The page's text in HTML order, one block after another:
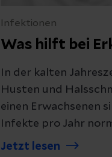
Infektionen
Was hilft bei
In der kalten
Husten und
einen Erwachsenen
Infekte pro Jahr
Erkältungen sogar
Jetzt lesen